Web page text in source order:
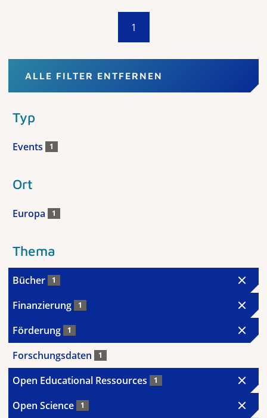
1
ALLE FILTER ENTFERNEN
Typ
Events 1
Ort
Europa 1
Thema
Bücher 1
Finanzierung 1
Förderung 1
Forschungsdaten 1
Open Educational Ressources 1
Open Science 1